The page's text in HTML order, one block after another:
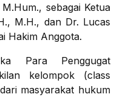
sebagai Ketua
M.H., dan Dr. Lucas
Hakim Anggota.
Para Penggugat
kelompok (class
masyarakat hukum